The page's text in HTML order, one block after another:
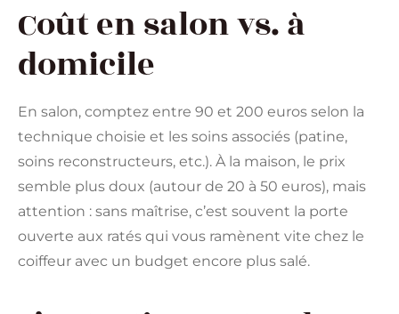
Coût en salon vs. à
domicile
En salon, comptez entre 90 et 200 euros selon la
technique choisie et les soins associés (patine,
soins reconstructeurs, etc.). À la maison, le prix
semble plus doux (autour de 20 à 50 euros), mais
attention : sans maîtrise, c’est souvent la porte
ouverte aux ratés qui vous ramènent vite chez le
coiffeur avec un budget encore plus salé.